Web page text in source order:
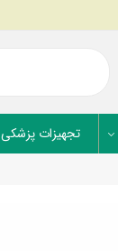
تجهیزات پزشکی